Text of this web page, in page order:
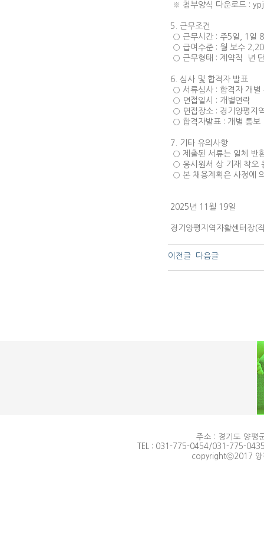
※ 첨부양식 다운로드 :
5. 근무조건
○ 근무시간 : 주5일,
○ 급여수준 : 월 보수
○ 근무형태 : 계약직 년
6. 심사 및 합격자 발표
○ 서류심사 : 합격자 개별
○ 면접일시 : 개별연락
○ 면접장소 : 경기양평지
○ 합격자발표 : 개별 통보
7. 기타 유의사항
○ 제출된 서류는 일체 반
○ 응시원서 상 기재 착오
○ 본 채용계획은 사정에
2025년 11월 19일
경기양평지역자활센터장(
이전글 다음글
주소 : 경기도 양평
TEL : 031-775-0454/031-775-
copyrightⓒ2017 양